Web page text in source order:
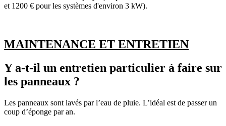
et 1200 € pour les systèmes d'environ 3 kW).
MAINTENANCE ET ENTRETIEN
Y a-t-il un entretien particulier à faire sur
les panneaux ?
Les panneaux sont lavés par l’eau de pluie. L’idéal est de passer un
coup d’éponge par an.